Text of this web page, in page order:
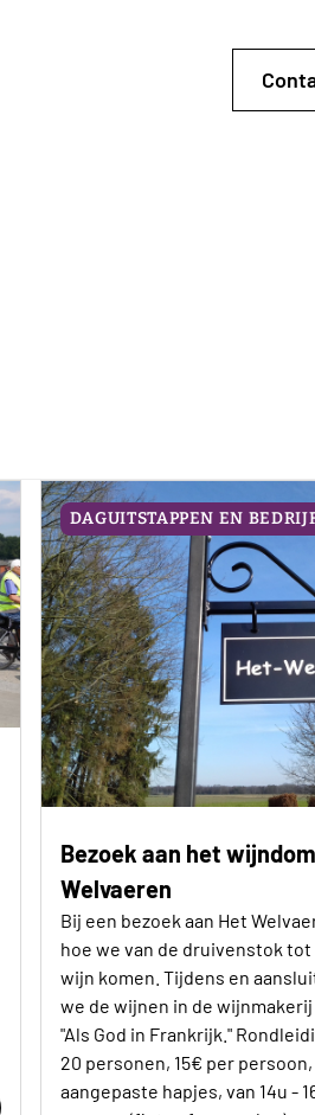
DAGUITSTAPPEN EN
Bezoek aan het
Welvaeren
Bij een bezoek aan Het
hoe we van de druivenstok
wijn komen. Tijdens en
we de wijnen in de
"Als God in Frankrijk."
20 personen, 15€ per
aangepaste hapjes, van 14u -